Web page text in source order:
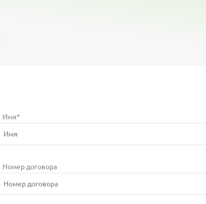
Имя*
Номер договора